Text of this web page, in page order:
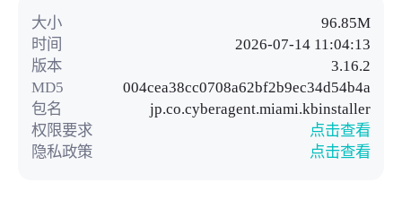
大小
96.85M
时间
2026-07-14 11:04:13
版本
3.16.2
MD5
004cea38cc0708a62bf2b9ec34d54b4a
包名
jp.co.cyberagent.miami.kbinstaller
权限要求
点击查看
隐私政策
点击查看